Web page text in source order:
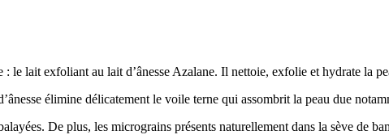
le lait exfoliant au lait d’ânesse Azalane. Il nettoie, exfolie et hydrate la
élimine délicatement le voile terne qui assombrit la peau due
De plus, les micrograins présents naturellement dans la sève de